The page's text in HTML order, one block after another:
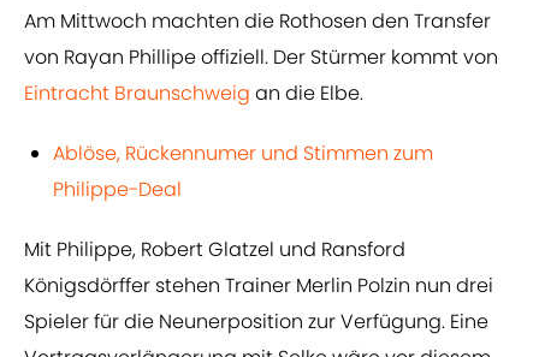
Am Mittwoch machten die Rothosen den Transfer
von Rayan Phillipe offiziell. Der Stürmer kommt von
Eintracht Braunschweig an die Elbe.
Ablöse, Rückennumer und Stimmen zum
Philippe-Deal
Mit Philippe, Robert Glatzel und Ransford
Königsdörffer stehen Trainer Merlin Polzin nun drei
Spieler für die Neunerposition zur Verfügung. Eine